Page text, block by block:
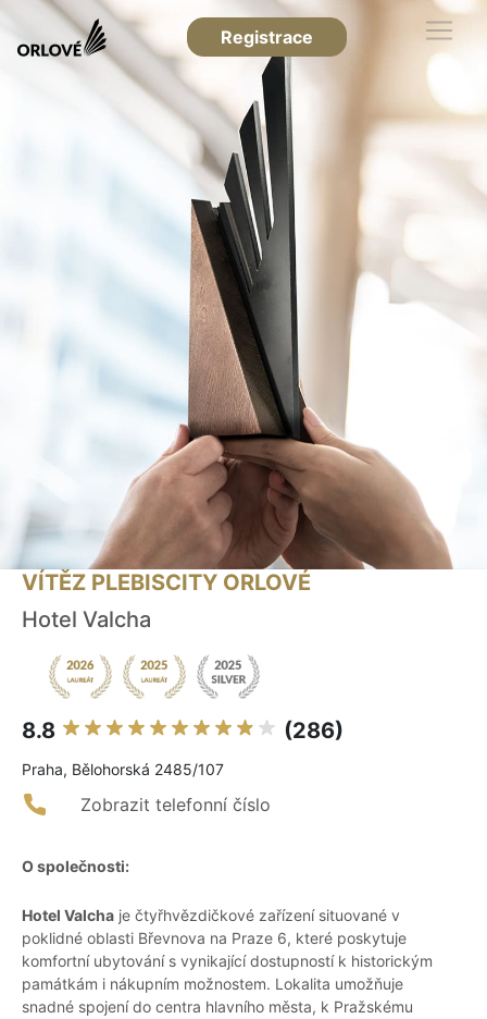
Registrace
VÍTĚZ PLEBISCITY ORLOVÉ
Hotel Valcha
8.8 (286)
Praha, Bělohorská 2485/107
Zobrazit telefonní číslo
O společnosti:
Hotel Valcha je čtyřhvězdičkové zařízení situované v
poklidné oblasti Břevnova na Praze 6, které poskytuje
komfortní ubytování s vynikající dostupností k historickým
památkám i nákupním možnostem. Lokalita umožňuje
snadné spojení do centra hlavního města, k Pražskému